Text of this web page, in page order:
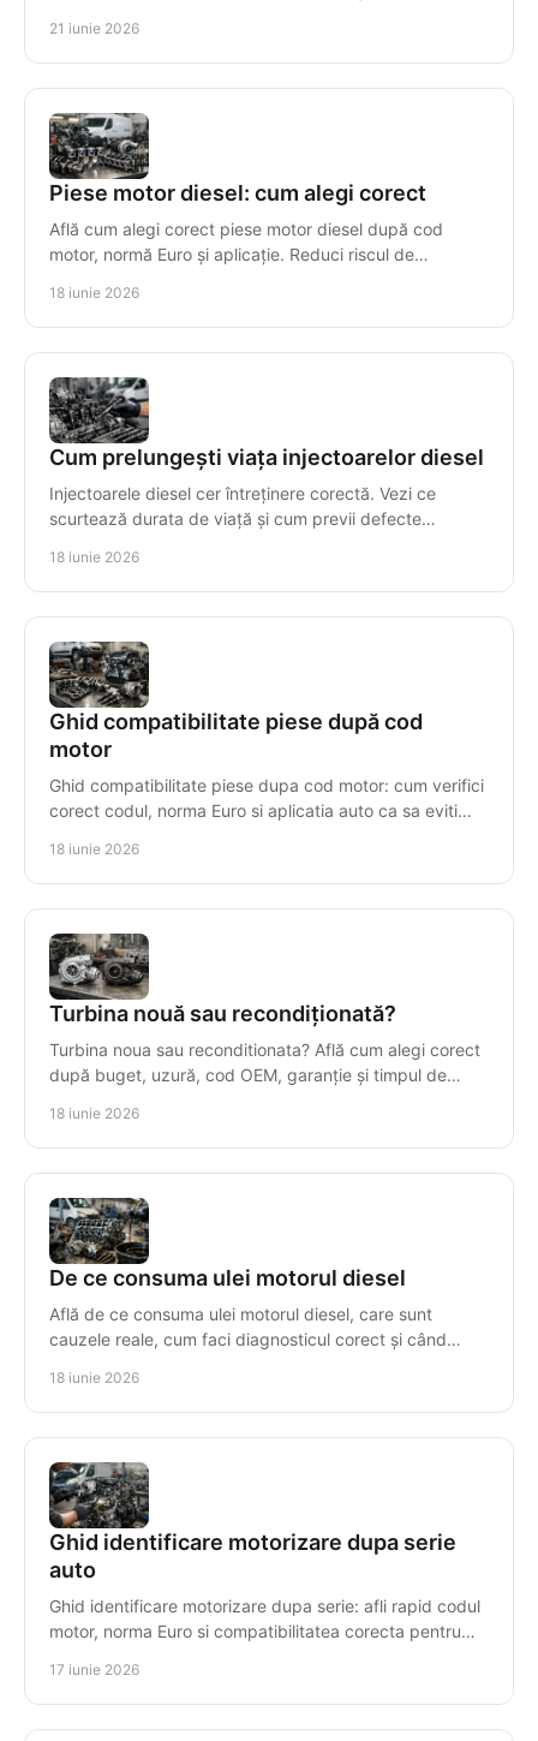
21 iunie 2026
Piese motor diesel: cum alegi corect
Află cum alegi corect piese motor diesel după cod
motor, normă Euro și aplicație. Reduci riscul de
18 iunie 2026
Cum prelungești viața injectoarelor diesel
Injectoarele diesel cer întreținere corectă. Vezi ce
scurtează durata de viață și cum previi defecte
18 iunie 2026
Ghid compatibilitate piese după cod
motor
Ghid compatibilitate piese dupa cod motor: cum verifici
corect codul, norma Euro si aplicatia auto ca sa eviti
18 iunie 2026
Turbina nouă sau recondiționată?
Turbina noua sau reconditionata? Află cum alegi corect
după buget, uzură, cod OEM, garanție și timpul de
18 iunie 2026
De ce consuma ulei motorul diesel
Află de ce consuma ulei motorul diesel, care sunt
cauzele reale, cum faci diagnosticul corect și când
18 iunie 2026
Ghid identificare motorizare dupa serie
auto
Ghid identificare motorizare dupa serie: afli rapid codul
motor, norma Euro si compatibilitatea corecta pentru
17 iunie 2026